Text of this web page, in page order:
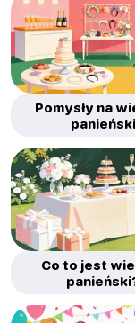
Pomysły na
panieński
Co to jest